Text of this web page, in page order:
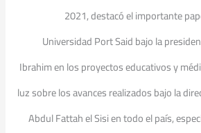
2021, destacó el importante
Universidad Port Said bajo la
Ibrahim en los proyectos educativos y
luz sobre los avances realizados bajo la
Abdul Fattah el Sisi en todo el país,